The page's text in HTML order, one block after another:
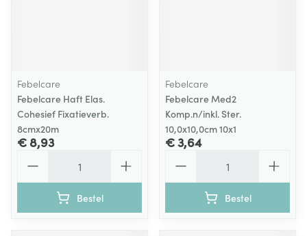
Febelcare
Febelcare Haft Elas.
Cohesief Fixatieverb.
8cmx20m
€ 8,93
Bestel
Febelcare
Febelcare Med2
Komp.n/inkl. Ster.
10,0x10,0cm 10x1
€ 3,64
Bestel